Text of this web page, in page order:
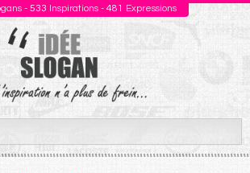
- 533 Inspirations - 481 Expressions